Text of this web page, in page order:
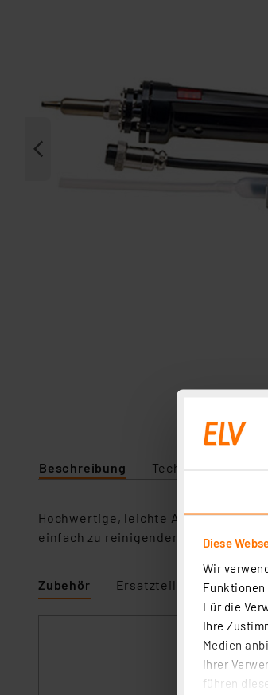
Diese
Wir
Funktionen
Für die
Ihre
Medien
Ihrer
führen
Beschreibung Technische Daten
Hochwertige, leichte Ausführung,
einfach zu reinigendem Doppel-
Zubehör Ersatzteile